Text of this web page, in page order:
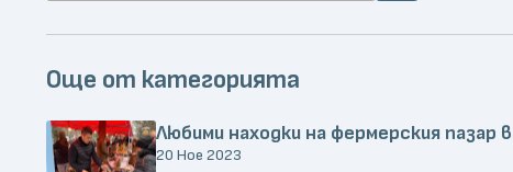
Още от категорията
Любими находки на фермерския пазар
20 Ное 2023